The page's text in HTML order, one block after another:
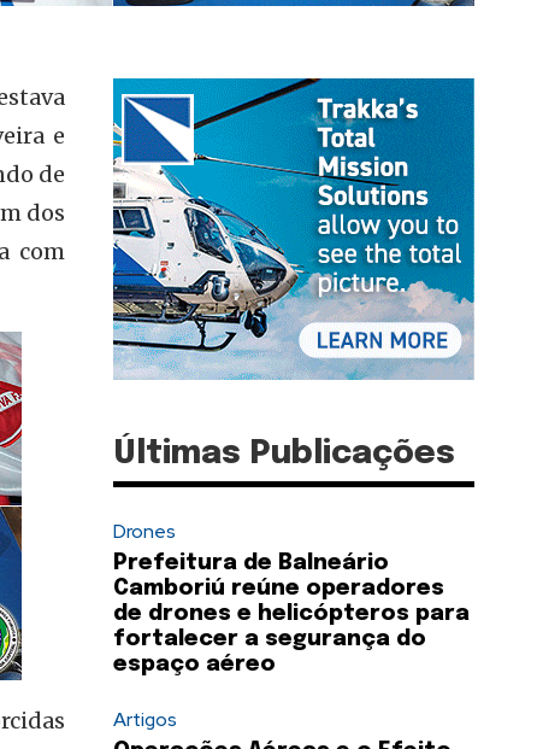
e
de
dos
com
Últimas Publicações
Drones
Prefeitura de Balneário
Camboriú reúne operadores
de drones e helicópteros para
fortalecer a segurança do
espaço aéreo
Artigos